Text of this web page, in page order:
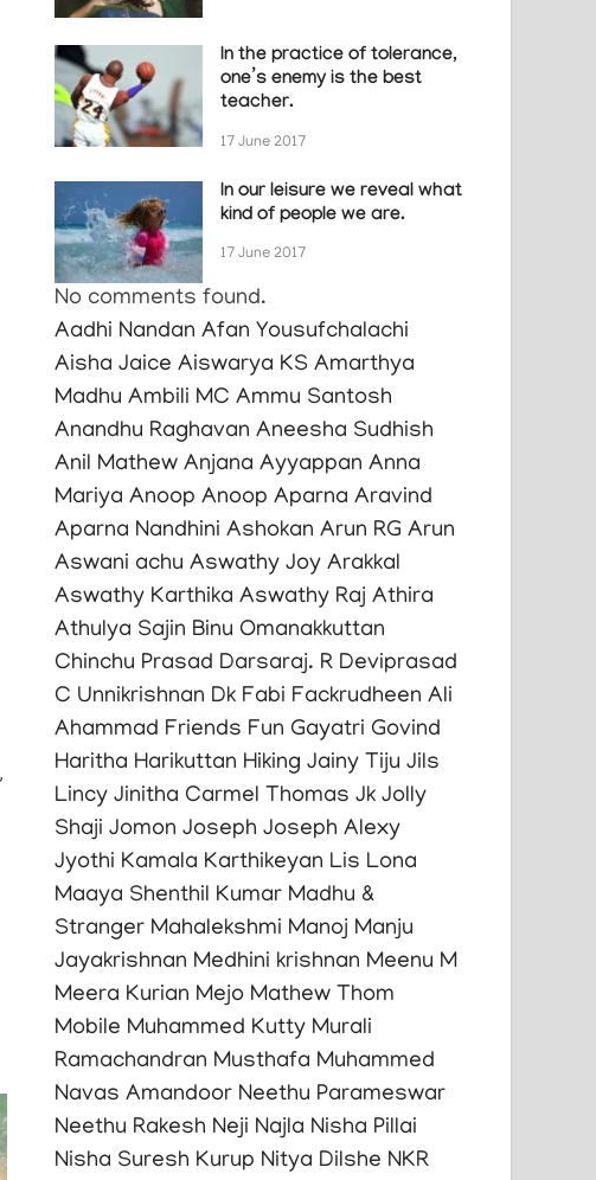
In the practice of tolerance,
one’s enemy is the best
teacher.
17 June 2017
In our leisure we reveal what
kind of people we are.
17 June 2017
No comments found.
Aadhi Nandan Afan Yousufchalachi
Aisha Jaice Aiswarya KS Amarthya
Madhu Ambili MC Ammu Santosh
Anandhu Raghavan Aneesha Sudhish
Anil Mathew Anjana Ayyappan Anna
Mariya Anoop Anoop Aparna Aravind
Aparna Nandhini Ashokan Arun RG Arun
Aswani achu Aswathy Joy Arakkal
Aswathy Karthika Aswathy Raj Athira
Athulya Sajin Binu Omanakkuttan
Chinchu Prasad Darsaraj. R Deviprasad
C Unnikrishnan Dk Fabi Fackrudheen Ali
Ahammad Friends Fun Gayatri Govind
Haritha Harikuttan Hiking Jainy Tiju Jils
Lincy Jinitha Carmel Thomas Jk Jolly
Shaji Jomon Joseph Joseph Alexy
Jyothi Kamala Karthikeyan Lis Lona
Maaya Shenthil Kumar Madhu &
Stranger Mahalekshmi Manoj Manju
Jayakrishnan Medhini krishnan Meenu M
Meera Kurian Mejo Mathew Thom
Mobile Muhammed Kutty Murali
Ramachandran Musthafa Muhammed
Navas Amandoor Neethu Parameswar
Neethu Rakesh Neji Najla Nisha Pillai
Nisha Suresh Kurup Nitya Dilshe NKR